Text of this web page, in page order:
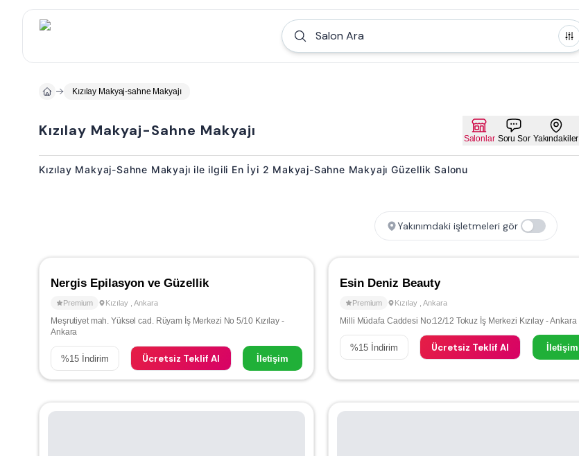
Salon Ara
Kızılay Makyaj-sahne Makyajı
Kızılay Makyaj-Sahne Makyajı Salonlar Soru Sor Yakındakiler
Kızılay Makyaj-Sahne Makyajı ile ilgili En İyi 2 Makyaj-Sahne Makyajı Güzellik Salonu
Yakınımdaki işletmeleri gör
Nergis Epilasyon ve Güzellik
Premium Kızılay Ankara
Meşrutiyet mah. Yüksel cad. Rüyam İş Merkezi No 5/10 Kızılay -
Ankara
%15 İndirim Ücretsiz Teklif Al İletişim
Esin Deniz Beauty
Premium Kızılay ,Ankara
Milli Müdafa Caddesi No:12/12 Tokuz İş Merkezi Kızılay - Ankara
%15 İndirim Ücretsiz Teklif Al İletişim